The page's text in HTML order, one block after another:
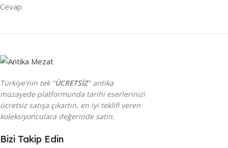
Cevap
Türkiye'nin tek "ÜCRETSİZ" antika
müzayede platformunda tarihi eserlerinizi
ücretsiz satışa çıkartın, en iyi teklifi veren
koleksiyonculara değerinde satın.
Bizi Takip Edin